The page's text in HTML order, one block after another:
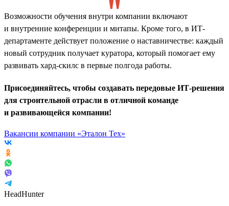
Возможности обучения внутри компании включают
и внутренние конференции и митапы. Кроме того, в ИТ-
департаменте действует положение о наставничестве: каждый
новый сотрудник получает куратора, который помогает ему
развивать хард-скилс в первые полгода работы.
Присоединяйтесь, чтобы создавать передовые ИТ-решения
для строительной отрасли в отличной команде
и развивающейся компании!
Вакансии компании «Эталон Тех»
HeadHunter